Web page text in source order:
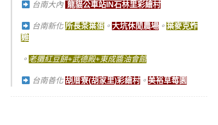
台南大內 龍貓公車站IN石林里彩繪村
台南新化 所長茶葉蛋。 大坑休閒農場。 葉麥克炸
雞
。 老攤紅豆餅+武德殿+東成醬油會館
台南善化胡厝寮(胡家里)彩繪村。 美裕草莓園